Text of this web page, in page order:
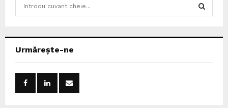
h
Urmărește-ne